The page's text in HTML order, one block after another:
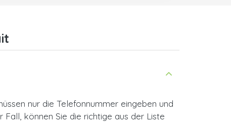
nur die Telefonnummer eingeben und
können Sie die richtige aus der Liste